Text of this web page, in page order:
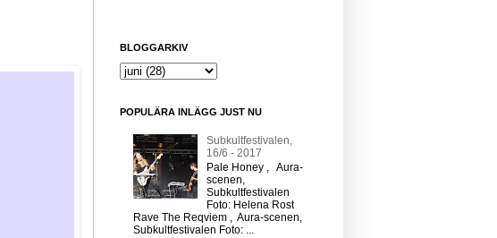
BLOGGARKIV
POPULÄRA INLÄGG JUST NU
Subkultfestivalen,
16/6 - 2017
Pale Honey , Aura-
scenen,
Subkultfestivalen
Foto: Helena Rost
Rave The Reqviem , Aura-scenen,
Subkultfestivalen Foto: ...